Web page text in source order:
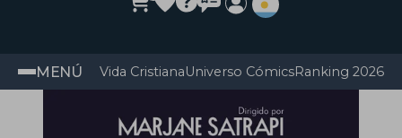
MENÚ Vida CristianaUniverso CómicsRanking 2026